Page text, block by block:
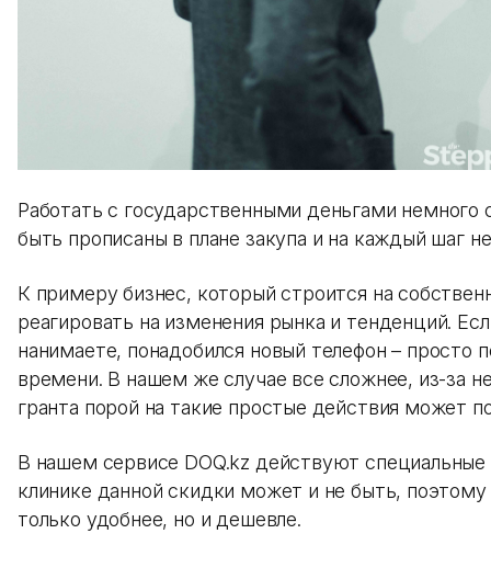
Работать с государственными деньгами
быть прописаны в плане закупа и на каждый шаг
К примеру бизнес, который строится на
реагировать на изменения рынка и тенденций.
нанимаете, понадобился новый телефон – просто
времени. В нашем же случае все сложнее, из-за
гранта порой на такие простые действия может
В нашем сервисе DOQ.kz действуют
клинике данной скидки может и не быть,
только удобнее, но и дешевле.